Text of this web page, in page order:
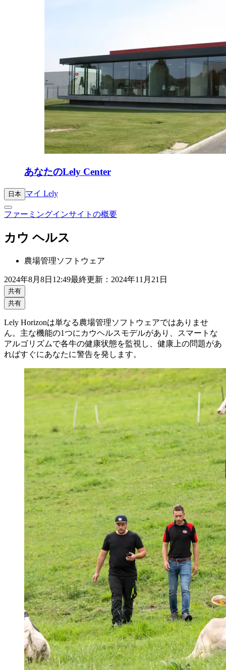
あなたのLely Center
日本 マイ Lely
ファーミングインサイトの概要
カウ ヘルス
農場管理ソフトウェア
2024年8月8日 12:49最終更新：2024年11月21日
共有
共有
Lely Horizonは単なる農場管理ソフトウェアではありませ
ん。主な機能の1つにカウヘルスモデルがあり、スマートな
アルゴリズムで各牛の健康状態を監視し、健康上の問題があ
ればすぐにあなたに警告を発します。